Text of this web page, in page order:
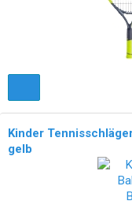
Kinder
gelb